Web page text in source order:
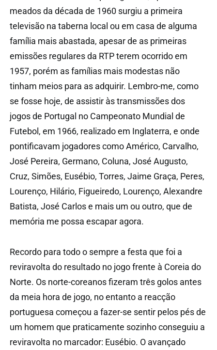
meados da década de 1960 surgiu a primeira
televisão na taberna local ou em casa de alguma
família mais abastada, apesar de as primeiras
emissões regulares da RTP terem ocorrido em
1957, porém as famílias mais modestas não
tinham meios para as adquirir. Lembro-me, como
se fosse hoje, de assistir às transmissões dos
jogos de Portugal no Campeonato Mundial de
Futebol, em 1966, realizado em Inglaterra, e onde
pontificavam jogadores como Américo, Carvalho,
José Pereira, Germano, Coluna, José Augusto,
Cruz, Simões, Eusébio, Torres, Jaime Graça, Peres,
Lourenço, Hilário, Figueiredo, Lourenço, Alexandre
Batista, José Carlos e mais um ou outro, que de
memória me possa escapar agora.
Recordo para todo o sempre a festa que foi a
reviravolta do resultado no jogo frente à Coreia do
Norte. Os norte-coreanos fizeram três golos antes
da meia hora de jogo, no entanto a reacção
portuguesa começou a fazer-se sentir pelos pés de
um homem que praticamente sozinho conseguiu a
reviravolta no marcador: Eusébio. O avançado